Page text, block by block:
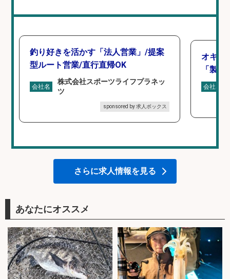
釣り好きを活かす「法人営業」/提案
型ルート営業/直行直帰OK
会社名
株式会社スポーツライフプラネッ
ツ
sponsored by 求人ボックス
オキア
「製
会社名
さらに求人情報を見る
あなたにオススメ